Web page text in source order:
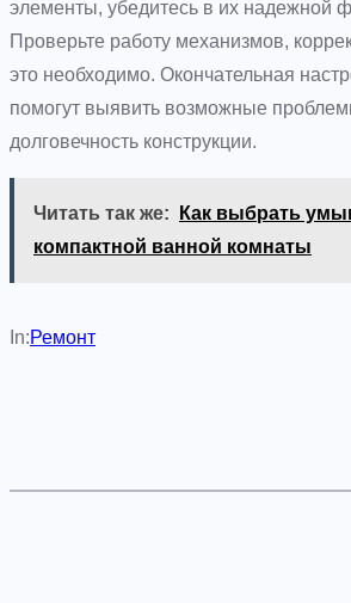
элементы, убедитесь в их надежной
Проверьте работу механизмов,
это необходимо. Окончательная
помогут выявить возможные
долговечность конструкции.
Читать так же:
Как выбрать
компактной ванной комнаты
In:Ремонт